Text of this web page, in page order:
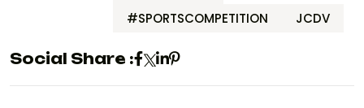
#SPORTSCOMPETITION
JCDV
Social Share :